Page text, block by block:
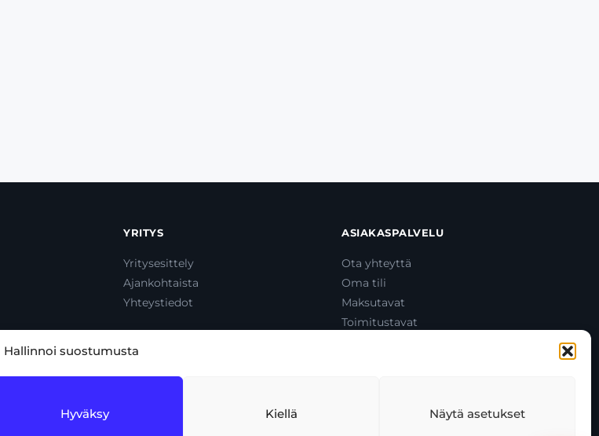
Hallinnoi suostumusta
Hyväksy Kiellä Näytä asetukset
YRITYS
Yritysesittely
Ajankohtaista
Yhteystiedot
ASIAKASPALVELU
Ota yhteyttä
Oma tili
Maksutavat
Toimitustavat